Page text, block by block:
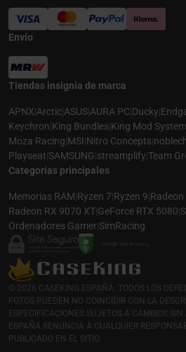
Envío
Tiendas insignia de marca
APNX|Arctic|ASUS|AURA PC|Ducky|
Keychron|King Bundles|King Mod
Moza Racing|MSI|Nitro Concepts|
Playseat|SAMSUNG|streamplify|Team
Categorías principales
Memorias RAM|Ryzen 7|Ryzen 9|
Radeon RX 9070 XT|GeForce RTX 5080|
Ordenadores Gamer|SimRacing
© 2026 CASEKING ESPAÑA. TODOS LOS
FOTOS PUEDEN NO COINCIDIR CON LA
ESPECIFICACIONES SUJETOS A CAMBIOS SIN
ESPAÑA RENUNCIA A CUALQUIER
PUBLICADO EN EL SITIO.